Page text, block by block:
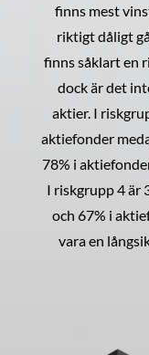
finns mest
riktigt dåligt
finns såklart en
dock är det
aktier. I
aktiefonder
78% i
I riskgrupp 4 är
och 67% i
vara en